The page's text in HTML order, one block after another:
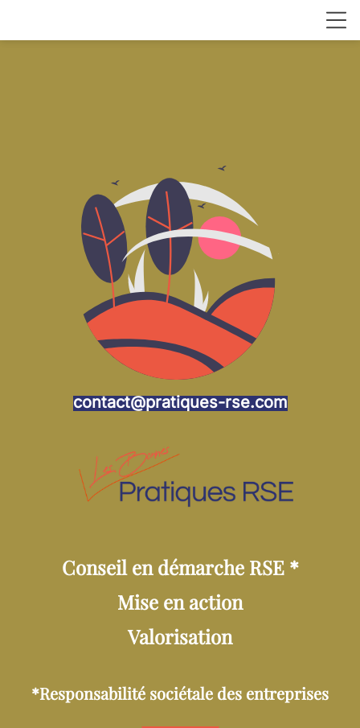
contact@pratiques-rse.com
Conseil en démarche RSE *
Mise en action
Valorisation
*Responsabilité sociétale des entreprises